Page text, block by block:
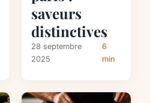
saveurs
distinctives
28 septembre
2025
6
min